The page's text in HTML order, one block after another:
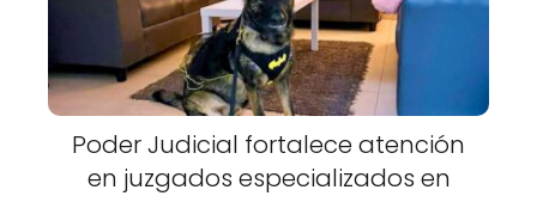
Poder Judicial fortalece atención
en juzgados especializados en